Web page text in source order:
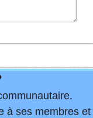
à ses membres et